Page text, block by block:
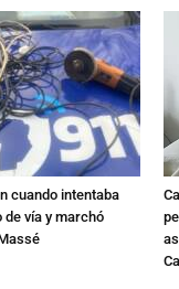
cuando intentaba
de vía y marchó